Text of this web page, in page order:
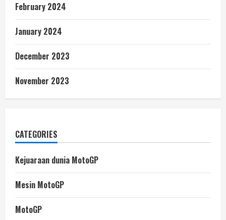
February 2024
January 2024
December 2023
November 2023
CATEGORIES
Kejuaraan dunia MotoGP
Mesin MotoGP
MotoGP